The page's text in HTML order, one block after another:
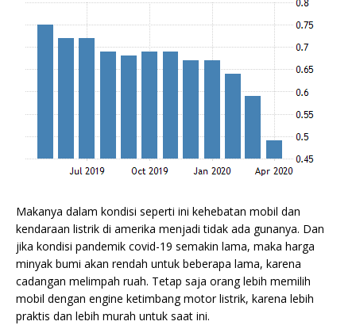
Makanya dalam kondisi seperti ini kehebatan mobil dan
kendaraan listrik di amerika menjadi tidak ada gunanya. Dan
jika kondisi pandemik covid-19 semakin lama, maka harga
minyak bumi akan rendah untuk beberapa lama, karena
cadangan melimpah ruah. Tetap saja orang lebih memilih
mobil dengan engine ketimbang motor listrik, karena lebih
praktis dan lebih murah untuk saat ini.